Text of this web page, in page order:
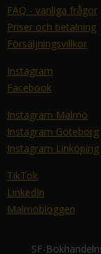
FAQ - vanliga frågor
Priser och betalning
Försäljningsvillkor
Instagram
Facebook
Instagram Malmö
Instagram Göteborg
Instagram Linköping
TikTok
LinkedIn
Malmöbloggen
SF-